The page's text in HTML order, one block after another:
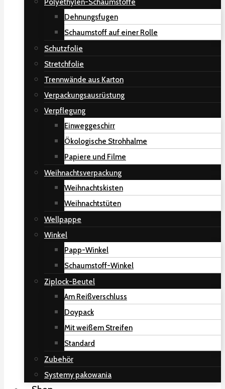
Polyethylen-Schaumstoffe
Dehnungsfugen
Schaumstoff auf einer Rolle
Schutzfolie
Stretchfolie
Trennwände aus Karton
Verpackungsausrüstung
Verpflegung
Einweggeschirr
Ökologische Strohhalme
Papiere und Filme
Weihnachtsverpackung
Weihnachtskisten
Weihnachtstüten
Wellpappe
Winkel
Papp-Winkel
Schaumstoff-Winkel
Ziplock-Beutel
Am Reißverschluss
Doypack
Mit weißem Streifen
Standard
Zubehör
Systemy pakowania